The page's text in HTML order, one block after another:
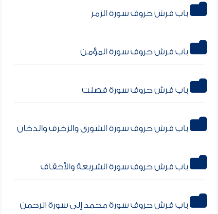
باب فرش حروف سورة الزمر
باب فرش حروف سورة المؤمن
باب فرش حروف سورة فصلت
باب فرش حروف سورة الشورى والزخرف والدخان
باب فرش حروف سورة الشريعة والأحقاف
باب فرش حروف سورة محمد إلى سورة الرحمن